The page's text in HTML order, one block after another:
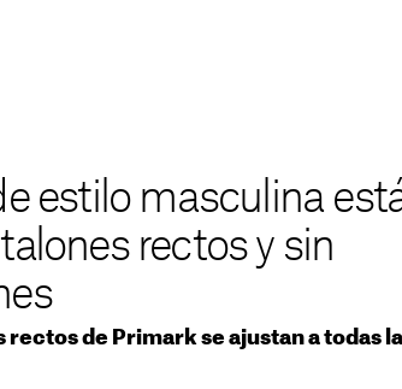
estilo masculina
rectos y sin
rectos de Primark se ajustan a todas